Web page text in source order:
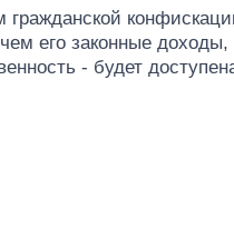
гражданской
его законные
- будет